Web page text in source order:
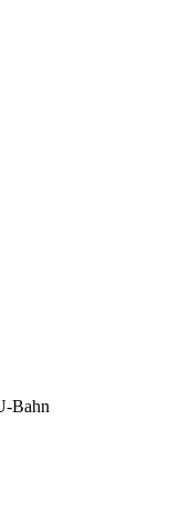
Bahn